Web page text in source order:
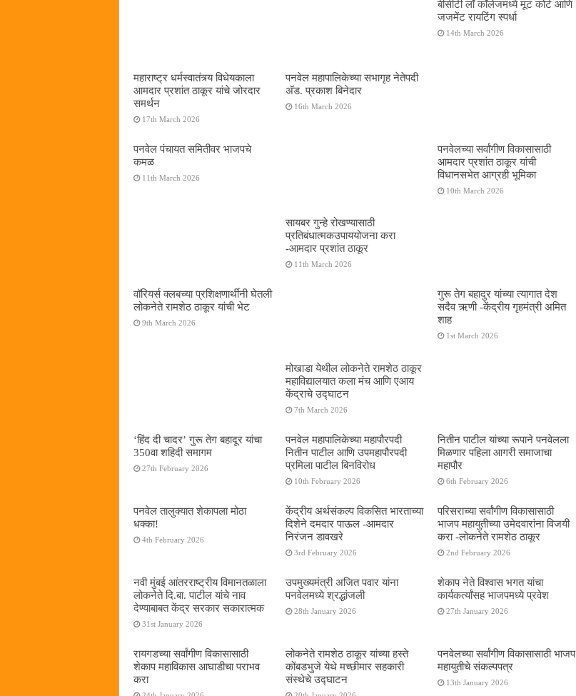
महाराष्ट्र धर्मस्वातंत्र्य विधेयकाला
आमदार प्रशांत ठाकूर यांचे जोरदार
समर्थन
17th March 2026
पनवेल महापालिकेच्या सभागृह नेतेपदी
अ‍ॅड. प्रकाश बिनेदार
16th March 2026
बीसीटी लॉ कॉलेजमध्ये मूट कोर्ट आणि
जजमेंट रायटिंग स्पर्धा
14th March 2026
पनवेल पंचायत समितीवर भाजपचे
कमळ
11th March 2026
सायबर गुन्हे रोखण्यासाठी
प्रतिबंधात्मकउपाययोजना करा
-आमदार प्रशांत ठाकूर
11th March 2026
पनवेलच्या सर्वांगीण विकासासाठी
आमदार प्रशांत ठाकूर यांची
विधानसभेत आग्रही भूमिका
10th March 2026
वॉरियर्स क्लबच्या प्रशिक्षणार्थींनी घेतली
लोकनेते रामशेठ ठाकूर यांची भेट
9th March 2026
मोखाडा येथील लोकनेते रामशेठ ठाकूर
महाविद्यालयात कला मंच आणि एआय
केंद्राचे उद्घाटन
7th March 2026
गुरू तेग बहादुर यांच्या त्यागात देश
सदैव ऋणी -केंद्रीय गृहमंत्री अमित
शाह
1st March 2026
‘हिंद दी चादर’ गुरू तेग बहादूर यांचा
350वा शहिदी समागम
27th February 2026
पनवेल महापालिकेच्या महापौरपदी
नितीन पाटील आणि उपमहापौरपदी
प्रमिला पाटील बिनविरोध
10th February 2026
नितीन पाटील यांच्या रूपाने पनवेलला
मिळणार पहिला आगरी समाजाचा
महापौर
6th February 2026
पनवेल तालुक्यात शेकापला मोठा
धक्का!
4th February 2026
केंद्रीय अर्थसंकल्प विकसित भारताच्या
दिशेने दमदार पाऊल -आमदार
निरंजन डावखरे
3rd February 2026
परिसराच्या सर्वांगीण विकासासाठी
भाजप महायुतीच्या उमेदवारांना विजयी
करा -लोकनेते रामशेठ ठाकूर
2nd February 2026
नवी मुंबई आंतरराष्ट्रीय विमानतळाला
लोकनेते दि.बा. पाटील यांचे नाव
देण्याबाबत केंद्र सरकार सकारात्मक
31st January 2026
उपमुख्यमंत्री अजित पवार यांना
पनवेलमध्ये श्रद्धांजली
28th January 2026
शेकाप नेते विश्वास भगत यांचा
कार्यकर्त्यांसह भाजपमध्ये प्रवेश
27th January 2026
रायगडच्या सर्वांगीण विकासासाठी
शेकाप महाविकास आघाडीचा पराभव
करा
लोकनेते रामशेठ ठाकूर यांच्या हस्ते
कोंबडभुजे येथे मच्छीमार सहकारी
संस्थेचे उद्घाटन
पनवेलच्या सर्वांगीण विकासासाठी भाजप
महायुतीचे संकल्पपत्र
13th January 2026